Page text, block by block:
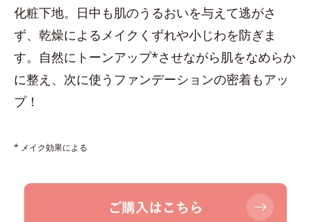
化粧下地。日中も肌のうるおいを与えて逃がさ
ず、乾燥によるメイクくずれや小じわを防ぎま
す。自然にトーンアップ*させながら肌をなめらか
に整え、次に使うファンデーションの密着もアッ
プ！
* メイク効果による